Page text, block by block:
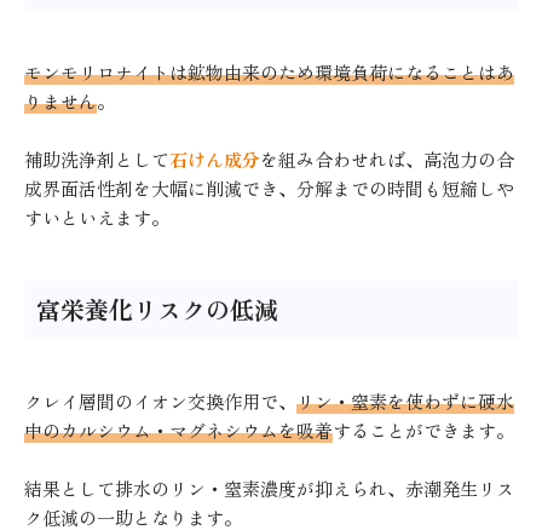
モンモリロナイトは鉱物由来のため環境負荷になることはあ
りません。
補助洗浄剤として石けん成分を組み合わせれば、高泡力の合
成界面活性剤を大幅に削減でき、分解までの時間も短縮しや
すいといえます。
富栄養化リスクの低減
クレイ層間のイオン交換作用で、 リン・窒素を使わずに硬水
中のカルシウム・マグネシウムを吸着することができます。
結果として排水のリン・窒素濃度が抑えられ、赤潮発生リス
ク低減の一助となります。